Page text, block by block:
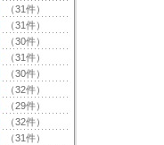
（31件）
（31件）
（30件）
（31件）
（30件）
（32件）
（29件）
（32件）
（31件）